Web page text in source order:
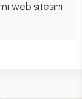
web sitesini